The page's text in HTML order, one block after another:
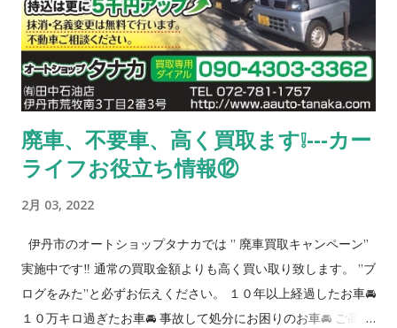
までオイル交換無料‼（半年毎） 【安心④】 当店でお車をご購
入されたお客様には、 消耗品（例えばバッテリー、ワイパープ
レート、エアコンフィールター等）を原価で交換いたします。
（車両購入時のみ） 【安心 ⑤】 当店でお車をご購入されたお
客様には、当社自慢の整備、パーツ取付け（持込み可）を どん
どんお申し付け下さい。 ETC、ナビ、バックモニター、ドラレ
コ等 🔴ご紹介プレゼント🔴 ご家族、友人、知人でお車のご購入
が当店のお車をご購入された場合はびっくりプレゼントがあり
ます‼ （当店でお車をご購入したお客様によるご紹介の限定特
典） 🔴中古車販売に対する取り組み🔴 【全国での最安値ライン
に挑戦】 当社は軽自動車、ミニバン、軽箱バン、軽SUVを得意
としており10年ほど経過した車両をお支払総額15万〜25万円,と
廃車、不要車、高く買取ます❕---カー
ライフお役立ち情報⑫
2月 03, 2022
伊丹市のオートショップタナカでは ” 廃車買取キャンペーン”
実施中です‼️ 通常の買取金額よりも高く買い取り致します。 ”ブ
ログをみた”と必ずお伝えください。 １０年以上経過したお車🚘
１０万キロ過ぎたお車🚘 事故して処分にお困りのお車🚘 ご高齢